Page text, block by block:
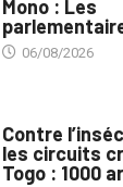
Mono : Les
06/08/2026
Contre
les circuits
Togo : 1000